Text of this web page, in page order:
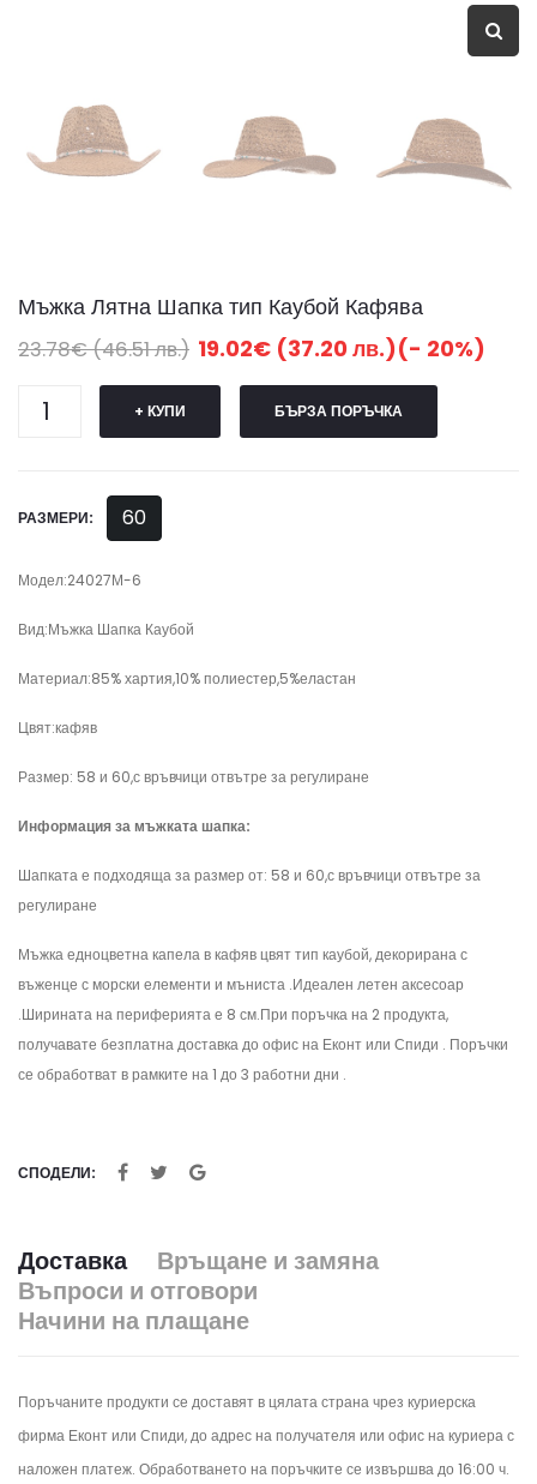
Мъжка Лятна Шапка тип Каубой Кафява
23.78€ (46.51 лв.) 19.02€ (37.20 лв.)(- 20%)
+ КУПИ БЪРЗА ПОРЪЧКА
РАЗМЕРИ: 60
Модел:24027М-6
Вид:Мъжка Шапка Каубой
Материал:85% хартия,10% полиестер,5%еластан
Цвят:кафяв
Размер: 58 и 60,с връвчици отвътре за регулиране
Информация за мъжката шапка:
Шапката е подходяща за размер от: 58 и 60,с връвчици отвътре за
регулиране
Мъжка едноцветна капела в кафяв цвят тип каубой, декорирана с
въженце с морски елементи и мъниста .Идеален летен аксесоар
.Ширината на периферията е 8 см.При поръчка на 2 продукта,
получавате безплатна доставка до офис на Еконт или Спиди . Поръчки
се обработват в рамките на 1 до 3 работни дни .
СПОДЕЛИ:
Доставка
Връщане и замяна
Въпроси и отговори
Начини на плащане
Поръчаните продукти се доставят в цялата страна чрез куриерска
фирма Еконт или Спиди, до адрес на получателя или офис на куриера с
наложен платеж. Обработването на поръчките се извършва до 16:00 ч.